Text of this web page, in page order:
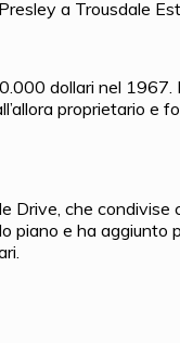
a Trousdale
dollari nel 1967.
proprietario
Drive, che condivise
piano e ha